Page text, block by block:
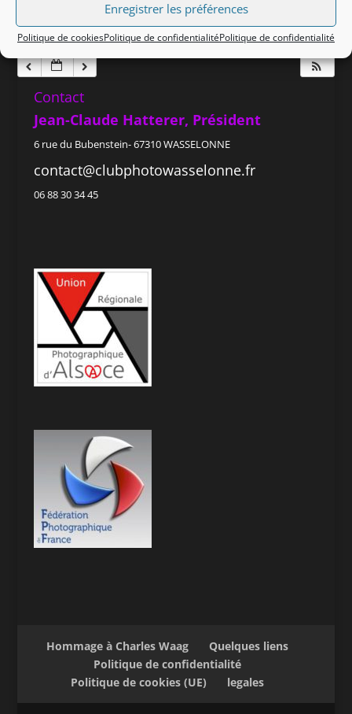
Enregistrer les préférences
Politique de cookiesPolitique de confidentialitéPolitique de confidentialité
Contact
Jean-Claude Hatterer, Président
6 rue du Bubenstein- 67310 WASSELONNE
contact@clubphotowasselonne.fr
06 88 30 34 45
Hommage à Charles Waag
Quelques liens
Politique de confidentialité
Politique de cookies (UE)
legales